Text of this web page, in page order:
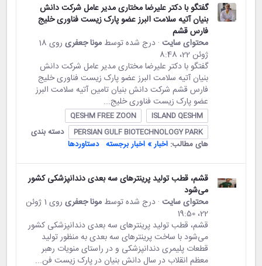
گفتگو با دکتر علیرضا مختاری مدیر عامل شرکت دانش
بنیان آتیه سلامت البرز عضو پارک زیست فناوری خلیج
فارس قشم
محتوای سایت · درج شده توسط مونا جعفری
روی 18
ژوئن 22،‏ 8:48
گفتگو با دکتر علیرضا مختاری مدیر عامل شرکت دانش
بنیان آتیه سلامت البرز عضو پارک زیست فناوری خلیج
فارس قشم شرکت دانش بنیان تامین آتیه سلامت البرز
عضو پارک زیست فناوری خلیج...
ISLAND QESHM
QESHM FREE ZOON
PERSIAN GULF BIOTECHNOLOGY PARK
دسته بندی
های مطالب: اخبار » اخبار برجسته دستاوردها
قشم، قطب تولید پرینترهای سه بعدی دندانپزشکی کشور
می‌شود
محتوای سایت · درج شده توسط مونا جعفری
روی 1 ژوئن
22،‏ 19:50
قشم، قطب تولید پرینترهای سه بعدی دندانپزشکی کشور
می‌شود با ساخت پرینترهای سه بعدی به منظور تولید
قطعات پلیمری دندانپزشکی و در راستای منویات رهبر
معظم انقلاب در سال دانش بنیان در پارک زیست فن...